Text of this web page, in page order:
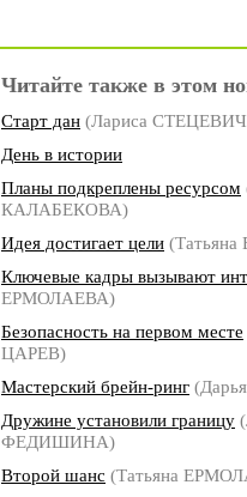
Читайте также в этом
Старт дан (Лариса
День в истории
Планы подкреплены ресурсом
КАЛАБЕКОВА)
Идея достигает цели
Ключевые кадры вызывают
ЕРМОЛАЕВА)
Безопасность на первом месте
ЦАРЕВ)
Мастерский брейн-ринг
Дружине установили границу
ФЕДИШИНА)
Второй шанс (Татьяна